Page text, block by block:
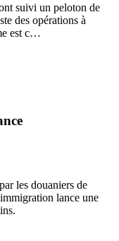
suivi un peloton de
des opérations à
est c…
les douaniers de
lance une